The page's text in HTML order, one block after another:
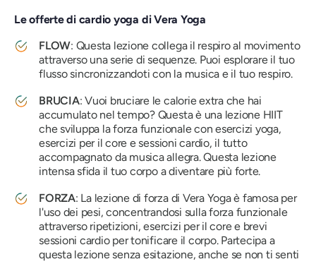
Le offerte di cardio yoga di Vera Yoga
FLOW: Questa lezione collega il respiro al movimento
attraverso una serie di sequenze. Puoi esplorare il tuo
flusso sincronizzandoti con la musica e il tuo respiro.
BRUCIA: Vuoi bruciare le calorie extra che hai
accumulato nel tempo? Questa è una lezione HIIT
che sviluppa la forza funzionale con esercizi yoga,
esercizi per il core e sessioni cardio, il tutto
accompagnato da musica allegra. Questa lezione
intensa sfida il tuo corpo a diventare più forte.
FORZA: La lezione di forza di Vera Yoga è famosa per
l'uso dei pesi, concentrandosi sulla forza funzionale
attraverso ripetizioni, esercizi per il core e brevi
sessioni cardio per tonificare il corpo. Partecipa a
questa lezione senza esitazione, anche se non ti senti